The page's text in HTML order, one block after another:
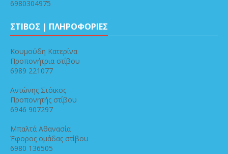
6980304975
ΣΤΙΒΟΣ | ΠΛΗΡΟΦΟΡΙΕΣ
Κουμούδη Κατερίνα
Προπονήτρια στίβου
6989 221077
Αντώνης Στόϊκος
Προπονητής στίβου
6946 907297
Μπαλτά Αθανασία
Έφορος ομάδας στίβου
6980 136505